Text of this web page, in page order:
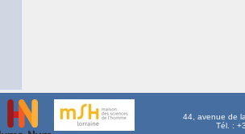
44, avenue de
Tél. :